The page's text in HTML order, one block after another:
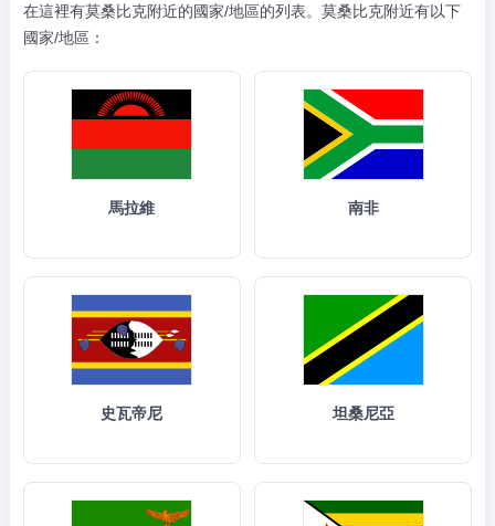
在這裡有莫桑比克附近的國家/地區的列表。莫桑比克附近有以下
國家/地區：
馬拉維 南非
史瓦帝尼 坦桑尼亞